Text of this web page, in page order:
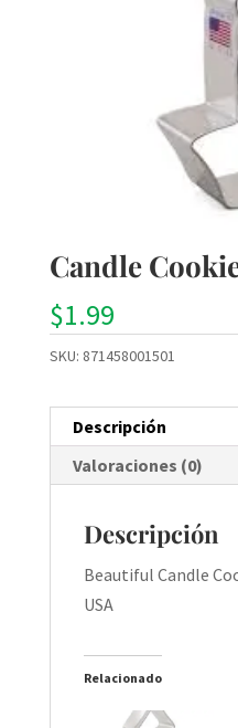
Candle
$1.99
SKU: 871458001501
Descripción
Valoraciones (0)
Descripción
Beautiful Candle
USA
Relacionado